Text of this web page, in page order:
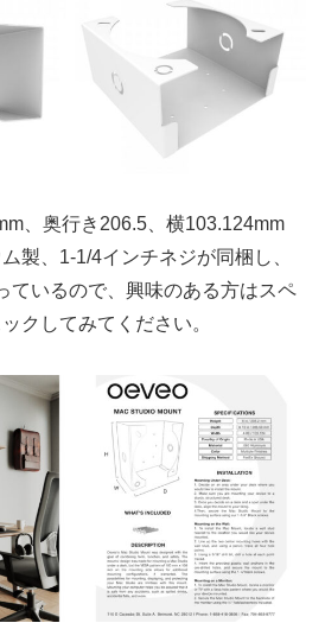
、奥行き206.5、横103.124mm
製、1-1/4インチネジが同梱し、
ているので、興味のある方はスペ
クしてみてください。